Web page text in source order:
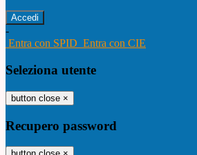
-
Entra con SPID Entra con CIE
Seleziona utente
button close ×
Recupero password